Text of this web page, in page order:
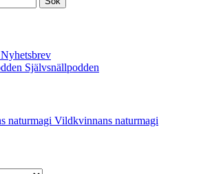
Nyhetsbrev
Självsnällpodden
Vildkvinnans naturmagi